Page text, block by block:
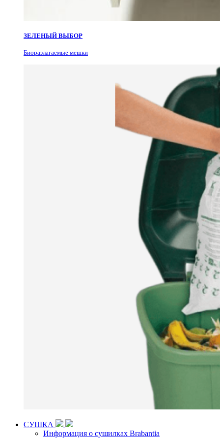
ЗЕЛЕНЫЙ ВЫБОР
Биоразлагаемые мешки
СУШКА
Информация о сушилках Brabantia